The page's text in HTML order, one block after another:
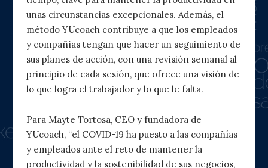
unas circunstancias excepcionales. Además, el
método YUcoach contribuye a que los empleados
y compañías tengan que hacer un seguimiento de
sus planes de acción, con una revisión semanal al
principio de cada sesión, que ofrece una visión de
lo que logra el trabajador y lo que le falta.
Para Mayte Tortosa, CEO y fundadora de
YUcoach, “el COVID-19 ha puesto a las compañías
y empleados ante el reto de mantener la
productividad y la sostenibilidad de sus negocios,